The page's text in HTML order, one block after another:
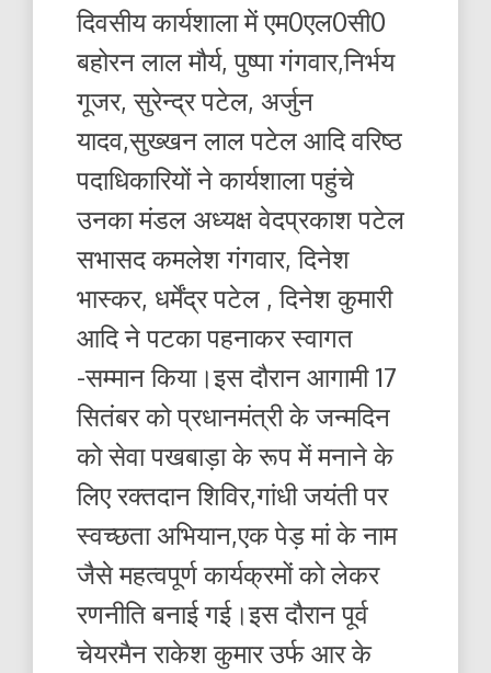
दिवसीय कार्यशाला में एम0एल0सी0
बहोरन लाल मौर्य, पुष्पा गंगवार,निर्भय
गूजर, सुरेन्द्र पटेल, अर्जुन
यादव,सुख्खन लाल पटेल आदि वरिष्ठ
पदाधिकारियों ने कार्यशाला पहुंचे
उनका मंडल अध्यक्ष वेदप्रकाश पटेल
सभासद कमलेश गंगवार, दिनेश
भास्कर, धर्मेंद्र पटेल , दिनेश कुमारी
आदि ने पटका पहनाकर स्वागत
-सम्मान किया।इस दौरान आगामी 17
सितंबर को प्रधानमंत्री के जन्मदिन
को सेवा पखबाड़ा के रूप में मनाने के
लिए रक्तदान शिविर,गांधी जयंती पर
स्वच्छता अभियान,एक पेड़ मां के नाम
जैसे महत्वपूर्ण कार्यक्रमों को लेकर
रणनीति बनाई गई।इस दौरान पूर्व
चेयरमैन राकेश कुमार उर्फ आर के